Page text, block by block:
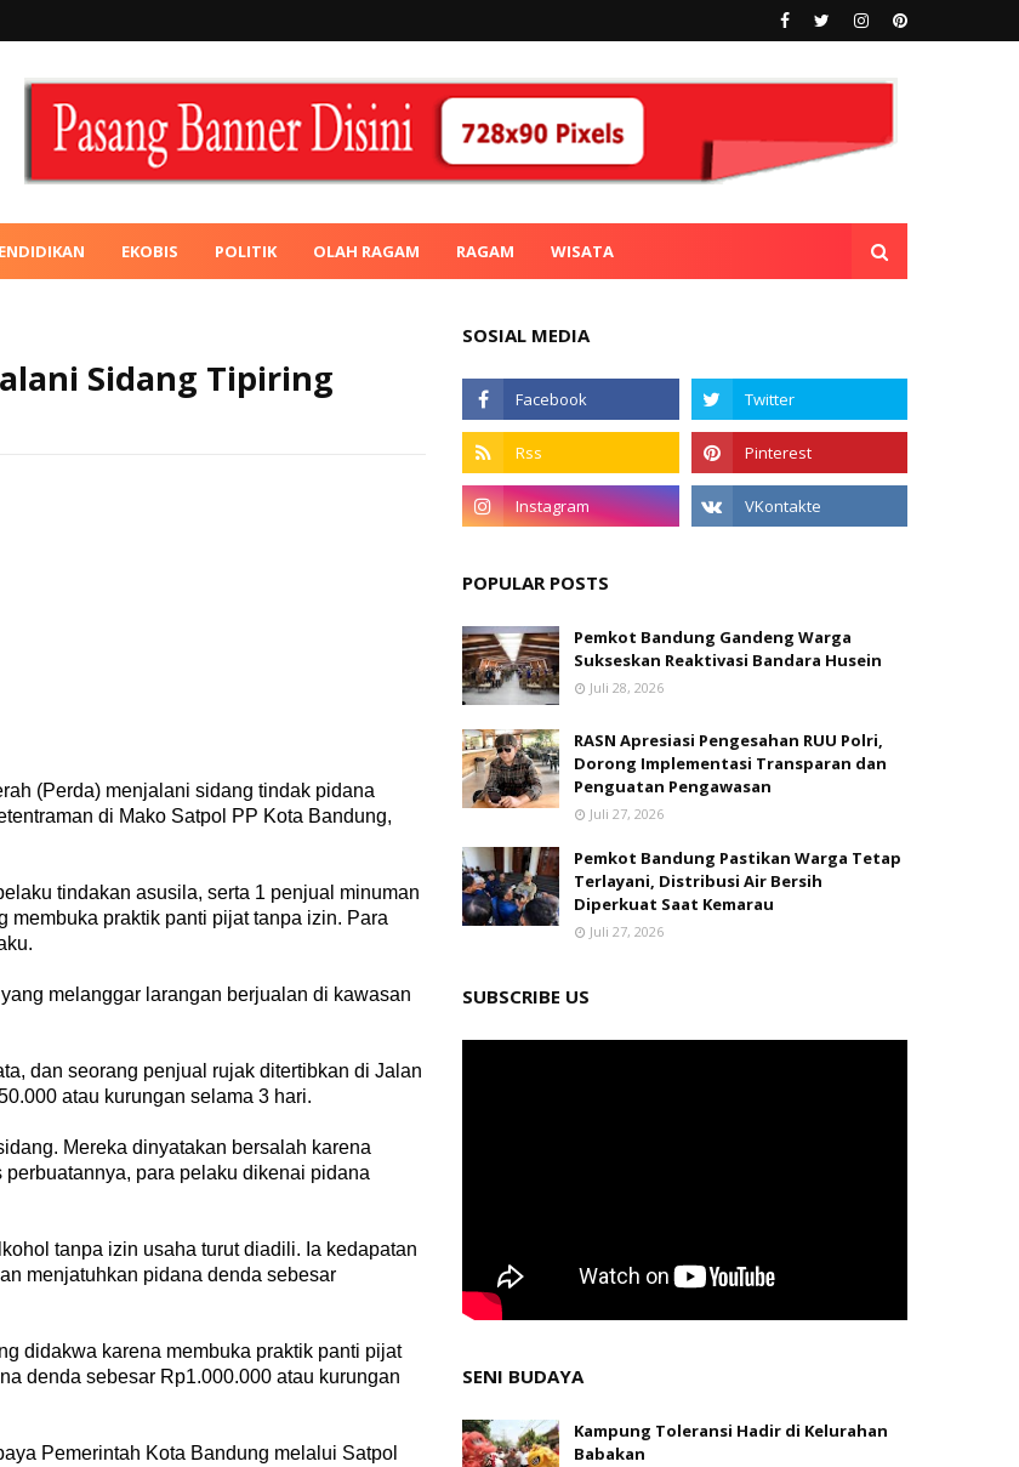
EKOBIS POLITIK OLAH RAGAM RAGAM WISATA
Sidang Tipiring
(Perda) menjalani sidang tindak pidana
di Mako Satpol PP Kota Bandung,
tindakan asusila, serta 1 penjual minuman
membuka praktik panti pijat tanpa izin. Para
melanggar larangan berjualan di kawasan
dan seorang penjual rujak ditertibkan di Jalan
atau kurungan selama 3 hari.
Mereka dinyatakan bersalah karena
para pelaku dikenai pidana
tanpa izin usaha turut diadili. Ia kedapatan
menjatuhkan pidana denda sebesar
didakwa karena membuka praktik panti pijat
denda sebesar Rp1.000.000 atau kurungan
Pemerintah Kota Bandung melalui Satpol
SOSIAL MEDIA
POPULAR POSTS
Pemkot Bandung Gandeng Warga
Sukseskan Reaktivasi Bandara Husein
Juli 28, 2026
RASN Apresiasi Pengesahan RUU Polri,
Dorong Implementasi Transparan dan
Penguatan Pengawasan
Juli 27, 2026
Pemkot Bandung Pastikan Warga Tetap
Terlayani, Distribusi Air Bersih
Diperkuat Saat Kemarau
Juli 27, 2026
SUBSCRIBE US
SENI BUDAYA
Kampung Toleransi Hadir di Kelurahan
Babakan